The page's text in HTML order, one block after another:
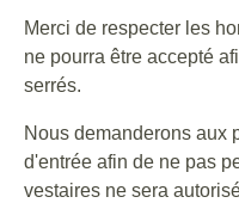
Merci de respecter les
ne pourra être accepté
serrés.
Nous demanderons aux
d'entrée afin de ne pas
vestaires ne sera